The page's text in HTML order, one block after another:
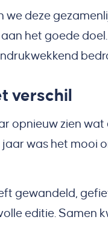
deze
het goede
verschil
opnieuw zien
was het mooi
gewandeld,
editie. Samen